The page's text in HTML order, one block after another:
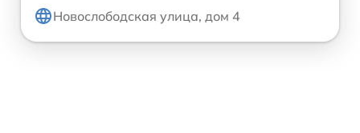
Новослободская улица, дом 4